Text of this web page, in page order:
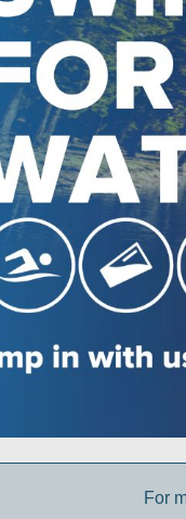
For